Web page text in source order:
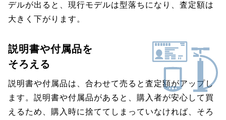
デルが出ると、現行モデルは型落ちになり、査定額は
大きく下がります。
説明書や付属品を
そろえる
説明書や付属品は、合わせて売ると査定額がアップし
ます。説明書や付属品があると、購入者が安心して買
えるため、購入時に捨ててしまっていなければ、そろ